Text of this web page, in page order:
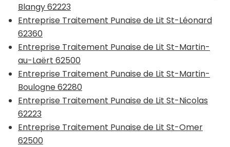
Blangy 62223
Entreprise Traitement Punaise de Lit St-Léonard
62360
Entreprise Traitement Punaise de Lit St-Martin-
au-Laërt 62500
Entreprise Traitement Punaise de Lit St-Martin-
Boulogne 62280
Entreprise Traitement Punaise de Lit St-Nicolas
62223
Entreprise Traitement Punaise de Lit St-Omer
62500